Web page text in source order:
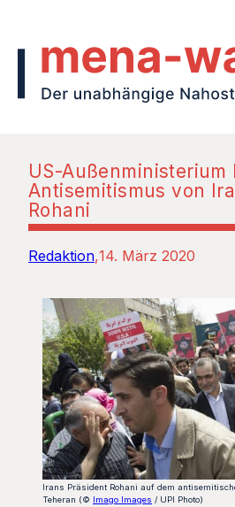
US-
Antisemitismus von
Rohani
Redaktion 14. März 2020
Irans Präsident Rohani auf dem
Teheran (©
Imago Images / UPI Photo)